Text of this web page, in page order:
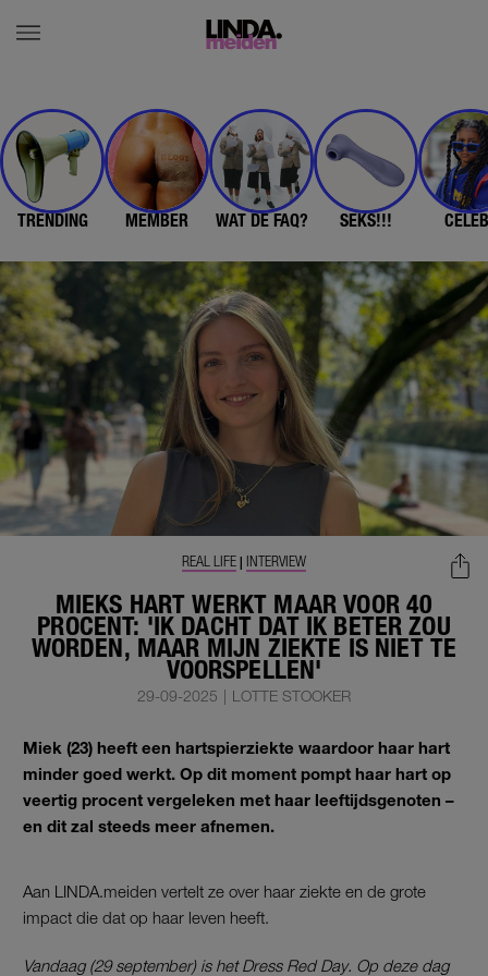
TRENDING MEMBER WAT DE FAQ? SEKS!!!
MIEKS HART WERKT MAAR VOOR 40
PROCENT: 'IK DACHT DAT IK BETER ZOU
WORDEN, MAAR MIJN ZIEKTE IS NIET TE
VOORSPELLEN'
REAL LIFE | INTERVIEW
29-09-2025 | LOTTE STOOKER
Miek (23) heeft een hartspierziekte waardoor haar hart
minder goed werkt. Op dit moment pompt haar hart op
veertig procent vergeleken met haar leeftijdsgenoten –
en dit zal steeds meer afnemen.
Aan LINDA.meiden vertelt ze over haar ziekte en de grote
impact die dat op haar leven heeft.
Vandaag (29 september) is het Dress Red Day. Op deze dag